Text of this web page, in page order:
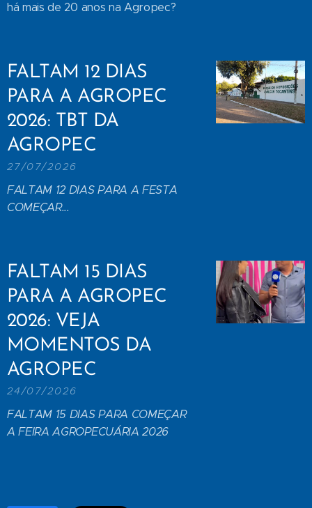
há mais de 20 anos na Agropec?
FALTAM 12 DIAS
PARA A AGROPEC
2026: TBT DA
AGROPEC
27/07/2026
FALTAM 12 DIAS PARA A FESTA
COMEÇAR...
FALTAM 15 DIAS
PARA A AGROPEC
2026: VEJA
MOMENTOS DA
AGROPEC
24/07/2026
FALTAM 15 DIAS PARA COMEÇAR
A FEIRA AGROPECUÁRIA 2026